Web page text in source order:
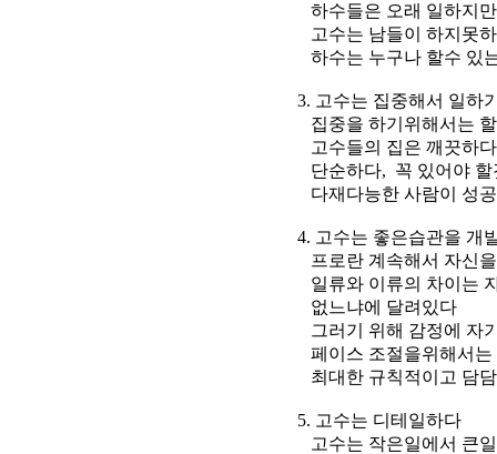
하수들은 오래 일하지만
고수는 남들이 하지못하
하수는 누구나 할수 있는
3. 고수는 집중해서 일하기
집중을 하기위해서는 할
고수들의 집은 깨끗하
단순하다, 꼭 있어야 할
다재다능한 사람이 성공
4. 고수는 좋은습관을 개
프로란 계속해서 자신을
일류와 이류의 차이는 자
없느냐에 달려있다
그러기 위해 감정에 자기
페이스 조절을위해서는
최대한 규칙적이고 담담
5. 고수는 디테일하다
고수는 작은일에서 큰일